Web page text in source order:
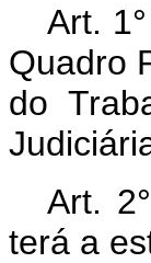
Art.
Quadro
do
Art.
terá a